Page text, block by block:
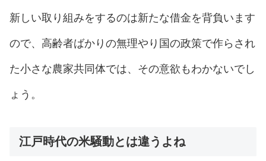
新しい取り組みをするのは新たな借金を背負います
ので、高齢者ばかりの無理やり国の政策で作らされ
た小さな農家共同体では、その意欲もわかないでし
ょう。
江戸時代の米騒動とは違うよね